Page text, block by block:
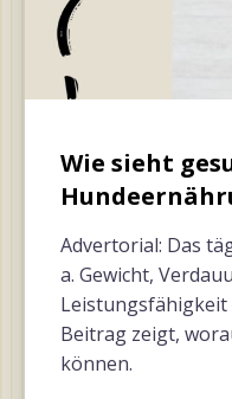
Wie sieht
Advertorial: Das
a. Gewicht,
Leistungsfähigkeit
Beitrag zeigt,
können.